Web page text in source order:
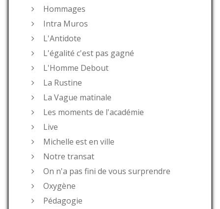
Hommages
Intra Muros
L'Antidote
L'égalité c'est pas gagné
L'Homme Debout
La Rustine
La Vague matinale
Les moments de l'académie
Live
Michelle est en ville
Notre transat
On n'a pas fini de vous surprendre
Oxygène
Pédagogie